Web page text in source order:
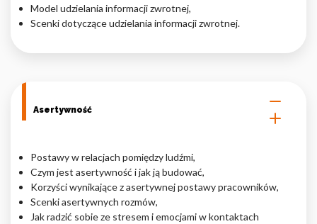
Model udzielania informacji zwrotnej,
Scenki dotyczące udzielania informacji zwrotnej.
Asertywność
Postawy w relacjach pomiędzy ludźmi,
Czym jest asertywność i jak ją budować,
Korzyści wynikające z asertywnej postawy pracowników,
Scenki asertywnych rozmów,
Jak radzić sobie ze stresem i emocjami w kontaktach